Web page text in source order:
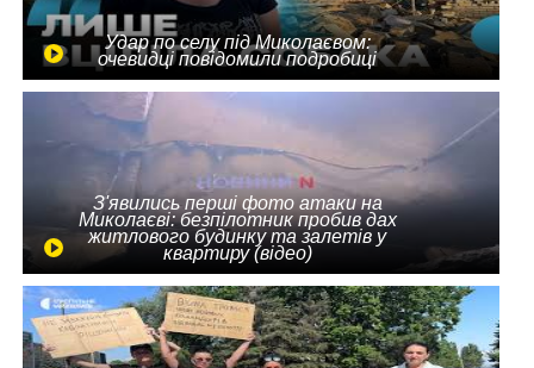
Удар по селу під Миколаєвом:
очевидці повідомили подробиці
З'явились перші фото атаки на
Миколаєві: безпілотник пробив дах
житлового будинку та залетів у
квартиру (відео)